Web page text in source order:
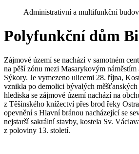
Administrativní a multifunkční
Polyfunkční dům
Zájmové území se nachází v samotném
na pěší zónu mezi Masarykovým
Sýkory. Je vymezeno ulicemi 28. října,
vznikla po demolici bývalých
hlediska se zájmové území nachází na
z Těšínského knížectví přes brod řeky
opevnění s Hlavní bránou nacházející se
nejstarší sakrální stavby, kostela Sv.
z poloviny 13. století.